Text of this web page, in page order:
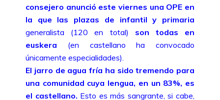
consejero anunció este viernes una OPE en
la que las plazas de infantil y primaria
generalista (120 en total) son todas en
euskera (en castellano ha convocado
únicamente especialidades).
El jarro de agua fría ha sido tremendo para
una comunidad cuya lengua, en un 83%, es
el castellano. Esto es más sangrante, si cabe,